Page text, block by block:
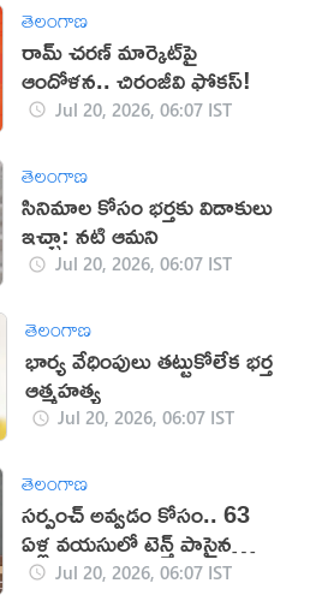
తెలంగాణ
రామ్ చరణ్ మార్కెట్‌పై
ఆందోళన.. చిరంజీవి ఫోకస్!
Jul 20, 2026, 06:07 IST
తెలంగాణ
సినిమాల కోసం భర్తకు విడాకులు
ఇచ్చా: నటి ఆమని
Jul 20, 2026, 06:07 IST
తెలంగాణ
భార్య వేధింపులు తట్టుకోలేక భర్త
ఆత్మహత్య
Jul 20, 2026, 06:07 IST
తెలంగాణ
సర్పంచ్ అవ్వడం కోసం.. 63
ఏళ్ల వయసులో టెన్త్ పాసైన
వృద్ధురాలు
Jul 20, 2026, 06:07 IST